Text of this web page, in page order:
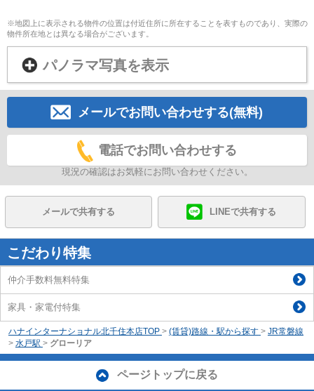
※地図上に表示される物件の位置は付近住所に所在することを表すものであり、実際の
物件所在地とは異なる場合がございます。
パノラマ写真を表示
メールでお問い合わせする(無料)
電話でお問い合わせする
現況の確認はお気軽にお問い合わせください。
メールで共有する LINEで共有する
こだわり特集
仲介手数料無料特集
家具・家電付特集
ハナインターナショナル北千住本店TOP > (賃貸)路線・駅から探す > JR常磐線
> 水戸駅 > グローリア
ページトップに戻る